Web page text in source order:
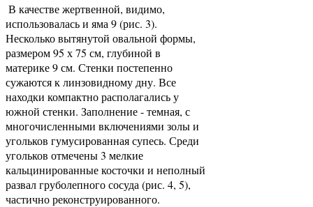
В качестве жертвенной, видимо,
использовалась и яма 9 (рис. 3).
Несколько вытянутой овальной формы,
размером 95 х 75 см, глубиной в
материке 9 см. Стенки постепенно
сужаются к линзовидному дну. Все
находки компактно располагались у
южной стенки. Заполнение - темная, с
многочисленными включениями золы и
угольков гумусированная супесь. Среди
угольков отмечены 3 мелкие
кальцинированные косточки и неполный
развал груболепного сосуда (рис. 4, 5),
частично реконструированного.